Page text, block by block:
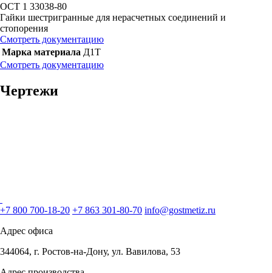
ОСТ 1 33038-80
Гайки шестригранные для нерасчетных соединений и
стопорения
Смотреть документацию
Марка материала Д1Т
Смотреть документацию
Чертежи
+7 800 700-18-20 +7 863 301-80-70 info@gostmetiz.ru
Адрес офиса
344064, г. Ростов-на-Дону, ул. Вавилова, 53